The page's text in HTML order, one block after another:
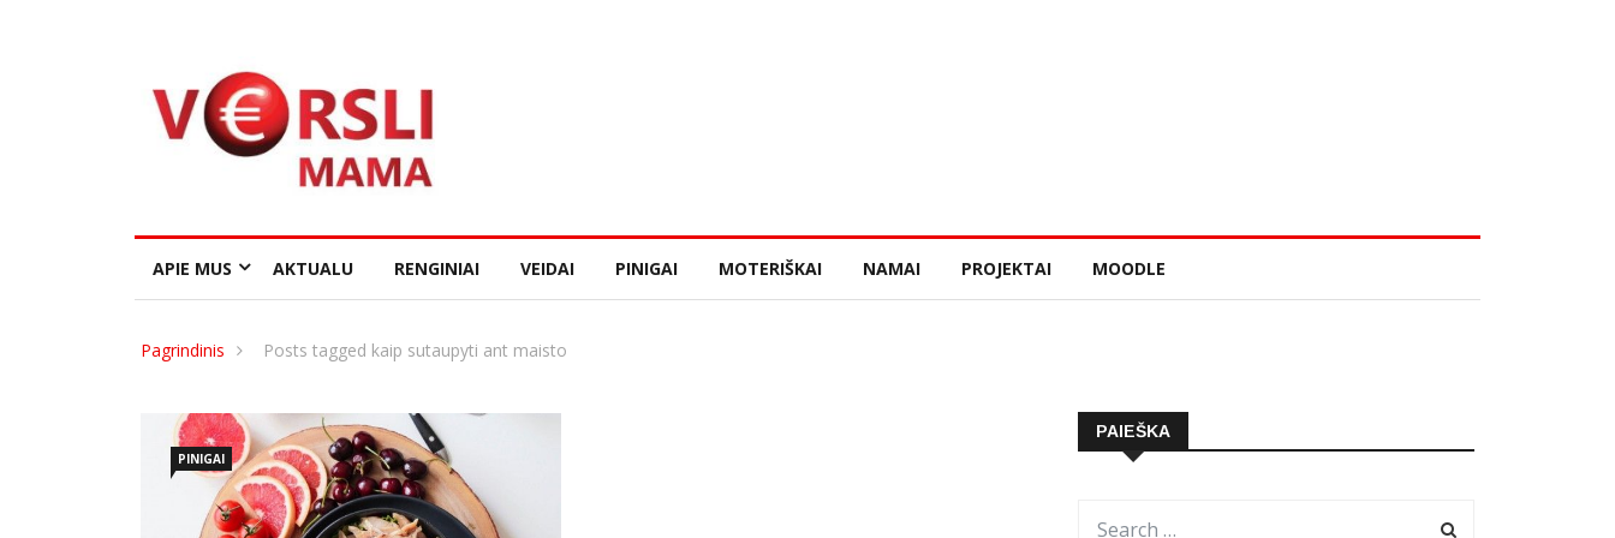
APIE MUS AKTUALU RENGINIAI VEIDAI PINIGAI MOTERIŠKAI NAMAI PROJEKTAI MOODLE
Pagrindinis Posts tagged kaip sutaupyti ant maisto
PINIGAI
PAIEŠKA